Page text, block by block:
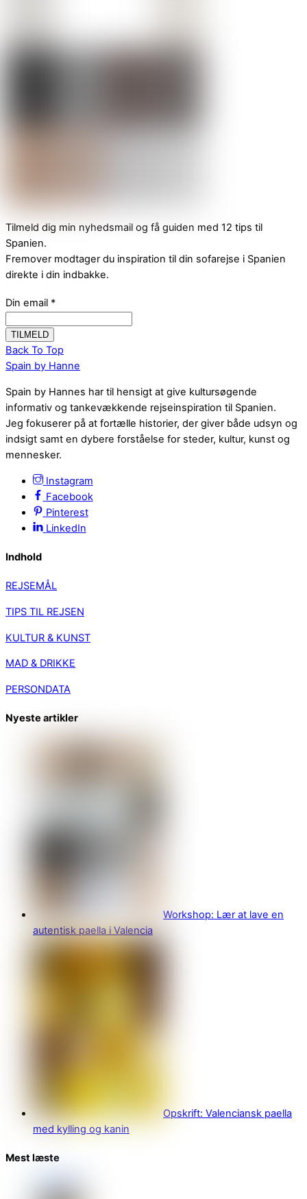
Tilmeld dig min nyhedsmail og få guiden med 12 tips til
Spanien.
Fremover modtager du inspiration til din sofarejse i Spanien
direkte i din indbakke.
Din email *
Back To Top
Spain by Hanne
Spain by Hannes har til hensigt at give kultursøgende
informativ og tankevækkende rejseinspiration til Spanien.
Jeg fokuserer på at fortælle historier, der giver både udsyn og
indsigt samt en dybere forståelse for steder, kultur, kunst og
mennesker.
Instagram
Facebook
Pinterest
LinkedIn
Indhold
REJSEMÅL
TIPS TIL REJSEN
KULTUR & KUNST
MAD & DRIKKE
PERSONDATA
Nyeste artikler
Workshop: Lær at lave en
autentisk paella i Valencia
Opskrift: Valenciansk paella
med kylling og kanin
Mest læste